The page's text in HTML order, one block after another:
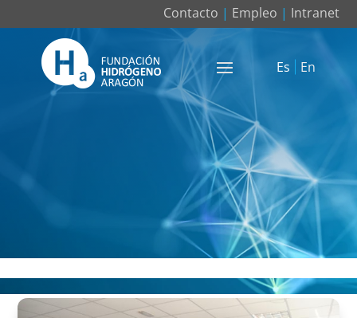
Contacto | Empleo | Intranet
Es En